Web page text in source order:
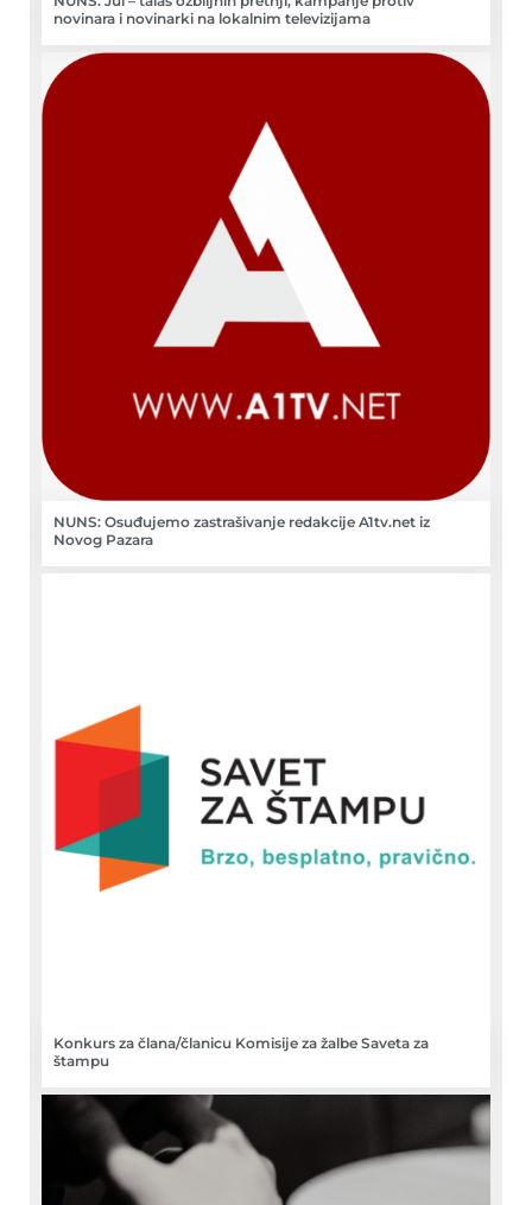
novinara i novinarki na lokalnim televizijama
NUNS: Osuđujemo zastrašivanje redakcije A1tv.net iz
Novog Pazara
Konkurs za člana/članicu Komisije za žalbe Saveta za
štampu